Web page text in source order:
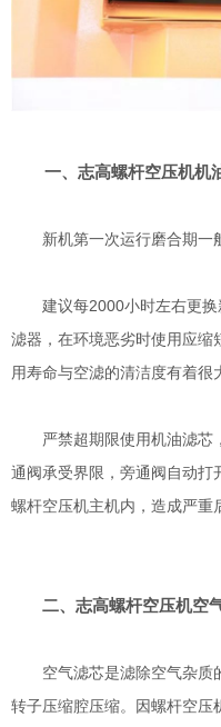
一、志高螺杆空压机机
新机第一次运行磨合期一般
建议每2000小时左右更换
滤器，在环境恶劣时使用应缩
用寿命与空滤的清洁度有着很
严禁超期限使用机油滤芯
通阀承受界限，旁通阀自动打
螺杆空压机主机内，造成严重
二、志高螺杆空压机空
空气滤芯是滤除空气杂质
转子压缩腔压缩。因螺杆空